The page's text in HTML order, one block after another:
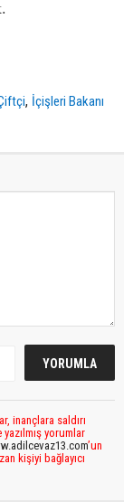
, İçişleri Bakanı
inançlara saldırı
yorumlar
’un
kişiyi bağlayıcı